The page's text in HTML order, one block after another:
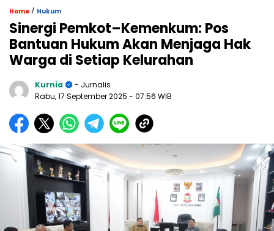
Home / Hukum
Sinergi Pemkot–Kemenkum: Pos
Bantuan Hukum Akan Menjaga Hak
Warga di Setiap Kelurahan
Kurnia
- Jurnalis
Rabu, 17 September 2025 - 07:56 WIB